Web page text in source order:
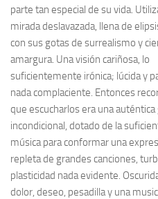
parte tan especial de su vida.
mirada deslavazada, llena de
con sus gotas de surrealismo y
amargura. Una visión cariñosa, lo
suficientemente irónica; lúcida y
nada complaciente. Entonces
que escucharlos era una
incondicional, dotado de la
música para conformar una
repleta de grandes canciones,
plasticidad nada evidente.
dolor, deseo, pesadilla y una